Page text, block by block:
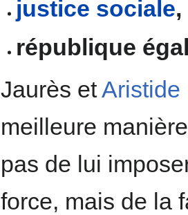
justice sociale,
république
Jaurès etAristide
meilleure
pas de lui
force, mais de la